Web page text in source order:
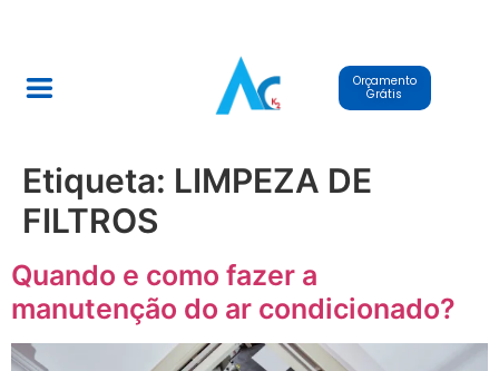
Orçamento
Grátis
Etiqueta: LIMPEZA DE
FILTROS
Quando e como fazer a
manutenção do ar condicionado?